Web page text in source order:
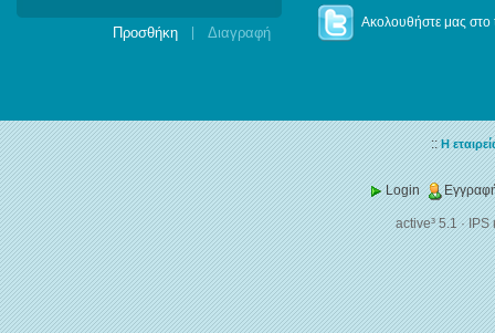
Ακολουθήστε μας στο
::Η
Login
active³ 5.1·IPS